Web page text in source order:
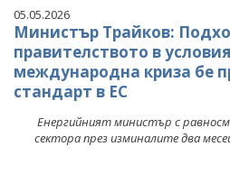
05.05.2026
Министър Трайков:
правителството в
международна криза бе
стандарт в ЕС
Енергийният министър с
сектора през изминалите два